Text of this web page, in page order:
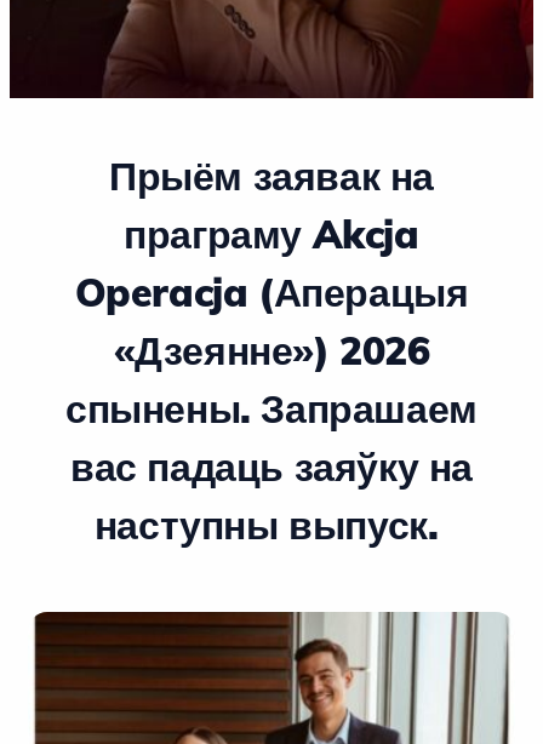
Прыём заявак на
праграму Akcja
Operacja (Аперацыя
«Дзеянне») 2026
спынены. Запрашаем
вас падаць заяўку на
наступны выпуск.